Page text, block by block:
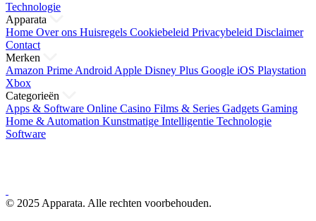
Technologie
Apparata
Home Over ons Huisregels Cookiebeleid Privacybeleid Disclaimer
Contact
Merken
Amazon Prime Android Apple Disney Plus Google iOS Playstation
Xbox
Categorieën
Apps & Software Online Casino Films & Series Gadgets Gaming
Home & Automation Kunstmatige Intelligentie Technologie
Software
© 2025 Apparata. Alle rechten voorbehouden.